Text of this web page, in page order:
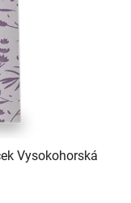
Vysokohorská